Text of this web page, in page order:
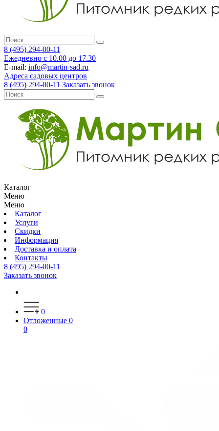
8 (495) 294-00-11
Ежедневно с 10.00 до 17.30
E-mail: info@martin-sad.ru
Адреса садовых центров
8 (495) 294-00-11 Заказать звонок
Каталог
Меню
Меню
Каталог
Услуги
Скидки
Информация
Доставка и оплата
Контакты
8 (495) 294-00-11
Заказать звонок
0
Отложенные 0
0